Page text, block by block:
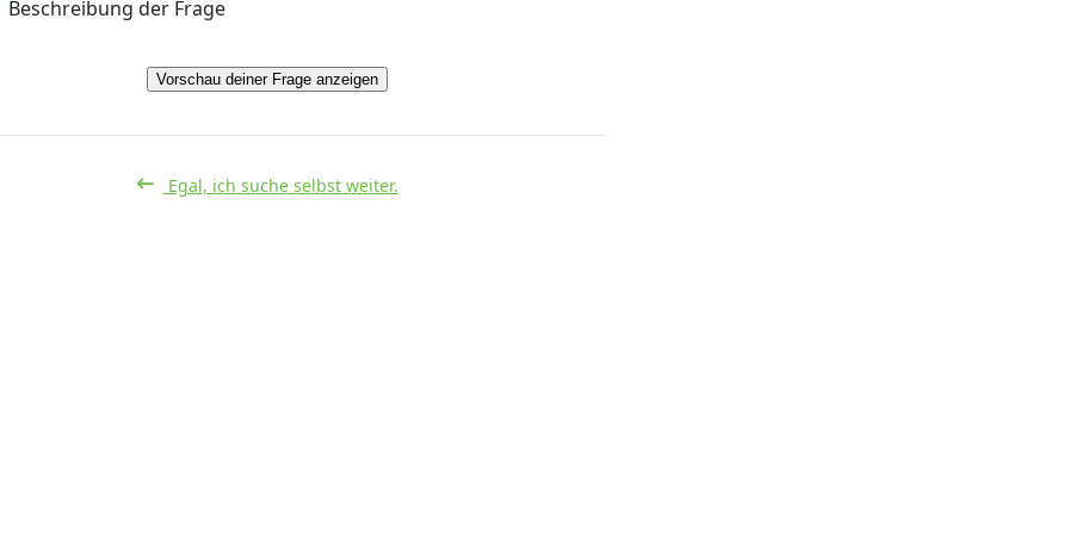
Beschreibung der Frage
Vorschau deiner Frage anzeigen
Egal, ich suche selbst weiter.